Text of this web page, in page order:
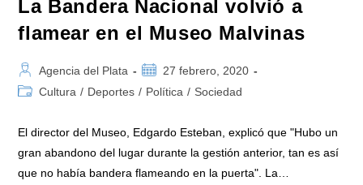
La Bandera Nacional volvió a
flamear en el Museo Malvinas
Autor
de
Agencia del Plata
Publicación
de
27 febrero, 2020
Categoría
Cultura / Deportes / Política / Sociedad
El director del Museo, Edgardo Esteban, explicó que "Hubo un
gran abandono del lugar durante la gestión anterior, tan es así
que no había bandera flameando en la puerta". La…